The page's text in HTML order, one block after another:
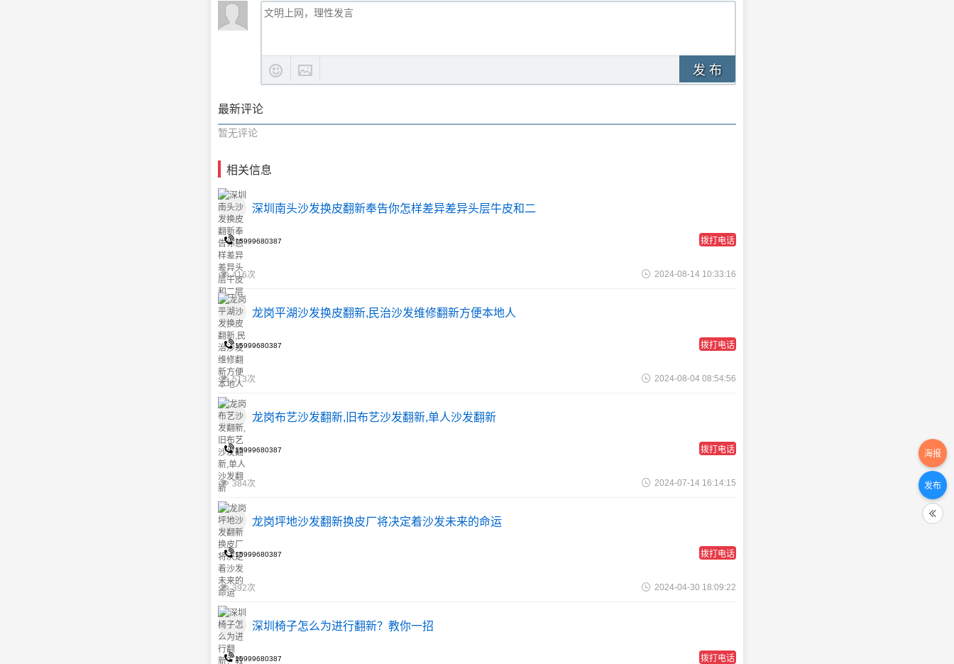
海报
发布
发 布
最新评论
暂无评论
相关信息
深圳南头沙发换皮翻新奉告你怎样差异差异头层牛皮和二
15999680387 拨打电话
416次 2024-08-14 10:33:16
龙岗平湖沙发换皮翻新,民治沙发维修翻新方便本地人
15999680387 拨打电话
513次 2024-08-04 08:54:56
龙岗布艺沙发翻新,旧布艺沙发翻新,单人沙发翻新
15999680387 拨打电话
384次 2024-07-14 16:14:15
龙岗坪地沙发翻新换皮厂将决定着沙发未来的命运
15999680387 拨打电话
392次 2024-04-30 18:09:22
深圳椅子怎么为进行翻新？教你一招
15999680387 拨打电话